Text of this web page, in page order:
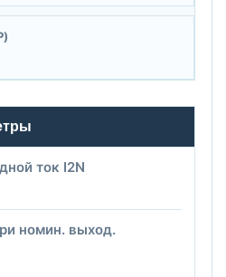
ток I2N
номин. выход.